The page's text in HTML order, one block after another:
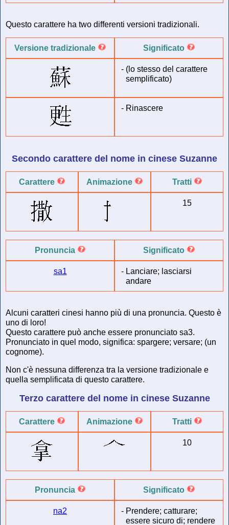
Questo carattere ha two differenti versioni tradizionali.
Versione tradizionale Significato
- (lo stesso del carattere
semplificato)
- Rinascere
Secondo carattere del nome in cinese Suzanne
Carattere Animazione Tratti
15
Pronuncia
sa1
Significato
- Lanciare; lasciarsi
andare
Alcuni caratteri cinesi hanno più di una pronuncia. Questo è
uno di loro!
Questo carattere può anche essere pronunciato sa3.
Pronunciato in quel modo, significa: spargere; versare; (un
cognome).
Non c'è nessuna differenza tra la versione tradizionale e
quella semplificata di questo carattere.
Terzo carattere del nome in cineseSuzanne
Carattere Animazione Tratti
10
Pronuncia
na2
Significato
- Prendere; catturare;
essere sicuro di; rendere